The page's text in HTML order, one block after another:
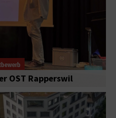
OST Rapperswil